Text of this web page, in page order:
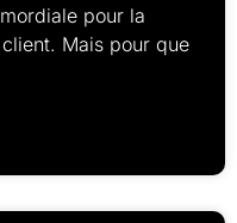
pour la
Mais pour que